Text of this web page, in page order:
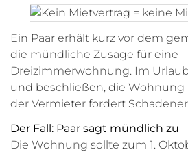
Ein Paar erhält kurz vor dem
die mündliche Zusage für eine
Dreizimmerwohnung. Im
und beschließen, die Wohnung
der Vermieter fordert
Der Fall: Paar sagt mündlich zu
Die Wohnung sollte zum 1.